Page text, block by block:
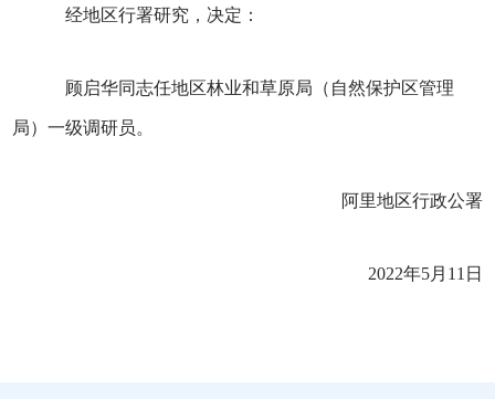
经地区行署研究，决定：
顾启华同志任地区林业和草原局（自然保护区管理
局）一级调研员。
阿里地区行政公署
2022年5月11日